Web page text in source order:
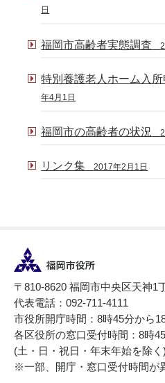
日
福岡市高齢者実態調査
特別養護老人ホーム入
年4月1日
福岡市の高齢者の状況
リンク集 2017年2月1日
〒810-8620 福岡市中央区天神1
代表電話：092-711-4111
市役所開庁時間：8時45分から
各区役所の窓口受付時間：8時
(土・日・祝日・年末年始を除く)
※一部、開庁・窓口受付時間が